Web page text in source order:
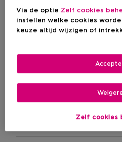
€ 96,00
IN
Via de optie Zelf cookies
instellen welke cookies
keuze altijd wijzigen of
Zelf cookies